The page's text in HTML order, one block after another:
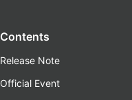
Contents
Release Note
Official Event